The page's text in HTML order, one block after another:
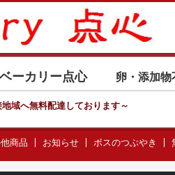
ベーカリー点心 卵・添加
域へ無料配達しております～
商品 お知らせ ボスのつぶやき